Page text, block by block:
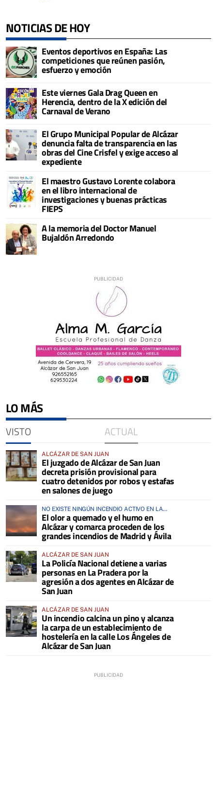
NOTICIAS DE HOY
Eventos deportivos en España: Las
competiciones que reúnen pasión,
esfuerzo y emoción
Este viernes Gala Drag Queen en
Herencia, dentro de la X edición del
Carnaval de Verano
El Grupo Municipal Popular de Alcázar
denuncia falta de transparencia en las
obras del Cine Crisfel y exige acceso al
expediente
El maestro Gustavo Lorente colabora
en el libro internacional de
investigaciones y buenas prácticas
FIEPS
A la memoria del Doctor Manuel
Bujaldón Arredondo
LO MÁS
VISTO ACTUAL
ALCÁZAR DE SAN JUAN
El juzgado de Alcázar de San Juan
decreta prisión provisional para
cuatro detenidos por robos y estafas
en salones de juego
NO EXISTE NINGÚN INCENDIO ACTIVO EN LA
COMARCA
El olor a quemado y el humo en
Alcázar y comarca proceden de los
grandes incendios de Madrid y Ávila
ALCÁZAR DE SAN JUAN
La Policía Nacional detiene a varias
personas en La Pradera por la
agresión a dos agentes en Alcázar de
San Juan
ALCÁZAR DE SAN JUAN
Un incendio calcina un pino y alcanza
la carpa de un establecimiento de
hostelería en la calle Los Ángeles de
Alcázar de San Juan